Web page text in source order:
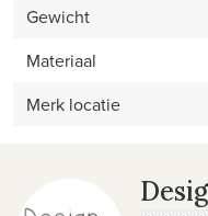
Gewicht
Materiaal
Merk locatie